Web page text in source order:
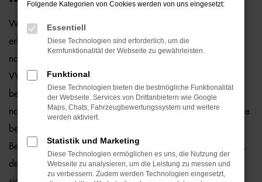
Wer zu uns und damit zur Auto-Familie Ostermaier kommt,
erhält viele Vorschläge rund um die Mobilität. Das gilt
natürlich auch für Berlin und Umgebung, wo wir gerne den
VW ID.3 empfehlen. Die Rede ist von einem rundum
bewährten und zuverlässigen Fahrzeug, das perfekt zu
nahezu jedem Anspruch in Berlin passt. Gerne lassen wir Sie
bei uns vor Ort einsteigen oder übernehmen die komplette
Beratung auf digitalem Weg. Der Vorteil liegt auf der Hand,
denn so erhalten Sie Ihren VW ID.3 frei Haus und erfreuen
Folgende Kategorien von Cookies werden von uns eingesetzt:
Essentiell
Diese Technologien sind erforderlich, um die
Kernfunktionalität der Webseite zu gewährleisten.
Funktional
Diese Technologien bieten die bestmögliche Funktionalität
der Webseite. Services von Drittanbietern wie Google
Maps, Chats, Fahrzeugbewertungssystem und weitere
werden aktiviert.
Statistik und Marketing
Diese Technologien ermöglichen es uns, die Nutzung der
Webseite zu analysieren, um die Leistung zu messen und
zu verbessern. Zudem werden Technologien eingesetzt,